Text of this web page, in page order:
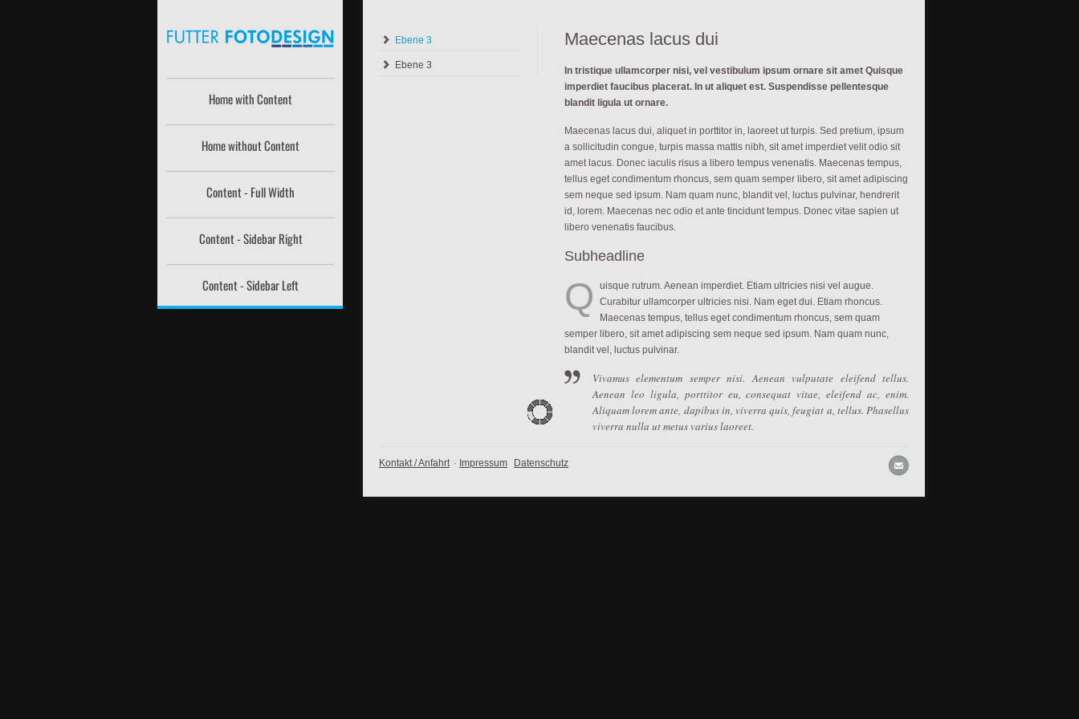
Home with Content
Home without Content
Content - Full Width
Content - Sidebar Right
Content - Sidebar Left
Ebene 3
Ebene 3
Maecenas lacus dui
In tristique ullamcorper nisi, vel vestibulum ipsum ornare sit amet Quisque
imperdiet faucibus placerat. In ut aliquet est. Suspendisse pellentesque
blandit ligula ut ornare.
Maecenas lacus dui, aliquet in porttitor in, laoreet ut turpis. Sed pretium, ipsum
a sollicitudin congue, turpis massa mattis nibh, sit amet imperdiet velit odio sit
amet lacus. Donec iaculis risus a libero tempus venenatis. Maecenas tempus,
tellus eget condimentum rhoncus, sem quam semper libero, sit amet adipiscing
sem neque sed ipsum. Nam quam nunc, blandit vel, luctus pulvinar, hendrerit
id, lorem. Maecenas nec odio et ante tincidunt tempus. Donec vitae sapien ut
libero venenatis faucibus.
Subheadline
Q
uisque rutrum. Aenean imperdiet. Etiam ultricies nisi vel augue.
Curabitur ullamcorper ultricies nisi. Nam eget dui. Etiam rhoncus.
Maecenas tempus, tellus eget condimentum rhoncus, sem quam
semper libero, sit amet adipiscing sem neque sed ipsum. Nam quam nunc,
blandit vel, luctus pulvinar.
Vivamus elementum semper nisi. Aenean vulputate eleifend tellus.
Aenean leo ligula, porttitor eu, consequat vitae, eleifend ac, enim.
Aliquam lorem ante, dapibus in, viverra quis, feugiat a, tellus. Phasellus
viverra nulla ut metus varius laoreet.
Kontakt / Anfahrt · Impressum Datenschutz